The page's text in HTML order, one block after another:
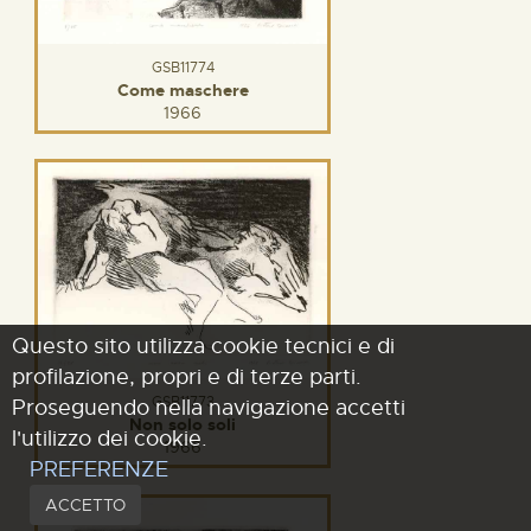
GSB11774
Come maschere
1966
GSB11773
Non solo soli
1966
Questo sito utilizza cookie tecnici e di
profilazione, propri e di terze parti.
Proseguendo nella navigazione accetti
l'utilizzo dei cookie.
PREFERENZE
ACCETTO